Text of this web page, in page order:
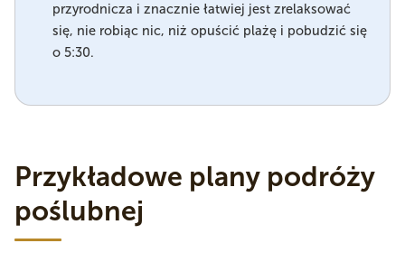
przyrodnicza i znacznie łatwiej jest zrelaksować
się, nie robiąc nic, niż opuścić plażę i pobudzić się
o 5:30.
Przykładowe plany podróży
poślubnej